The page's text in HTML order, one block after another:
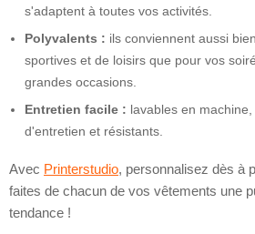
s'adaptent à toutes vos activités.
Polyvalents : ils conviennent aussi
sportives et de loisirs que pour vos
grandes occasions.
Entretien facile : lavables en
d'entretien et résistants.
Avec Printerstudio, personnalisez dès à
faites de chacun de vos vêtements une
tendance !